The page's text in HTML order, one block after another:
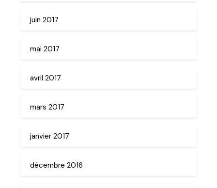
juin 2017
mai 2017
avril 2017
mars 2017
janvier 2017
décembre 2016